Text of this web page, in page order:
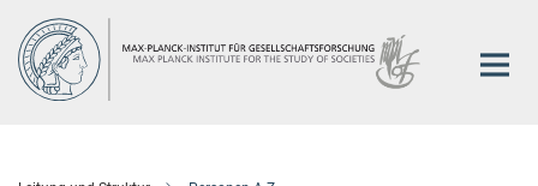
Hauptinhalt